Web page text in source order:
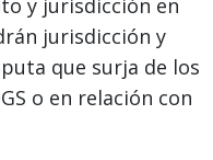
y jurisdicción en
jurisdicción y
que surja de los
o en relación con